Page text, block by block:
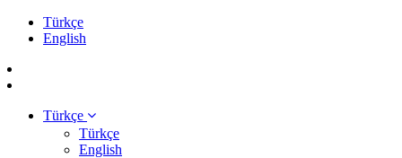
Türkçe
English
Türkçe
Türkçe
English